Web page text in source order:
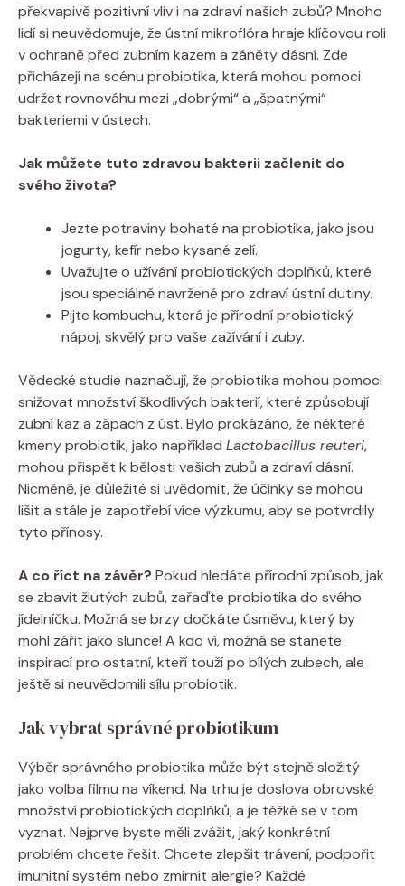
překvapivě pozitivní vliv i na zdraví našich zubů? Mnoho
lidí si neuvědomuje, že ústní mikroflóra hraje klíčovou roli
v ochraně před zubním kazem a záněty dásní. Zde
přicházejí na scénu probiotika, která mohou pomoci
udržet rovnováhu mezi „dobrými“ a „špatnými“
bakteriemi v ústech.
Jak můžete tuto zdravou bakterii začlenit do
svého života?
Jezte potraviny bohaté na probiotika, jako jsou
jogurty, kefír nebo kysané zelí.
Uvažujte o užívání probiotických doplňků, které
jsou speciálně navržené pro zdraví ústní dutiny.
Pijte kombuchu, která je přírodní probiotický
nápoj, skvělý pro vaše zažívání i zuby.
Vědecké studie naznačují, že probiotika mohou pomoci
snižovat množství škodlivých bakterií, které způsobují
zubní kaz a zápach z úst. Bylo prokázáno, že některé
kmeny probiotik, jako například Lactobacillus reuteri,
mohou přispět k bělosti vašich zubů a zdraví dásní.
Nicméně, je důležité si uvědomit, že účinky se mohou
lišit a stále je zapotřebí více výzkumu, aby se potvrdily
tyto přínosy.
A co říct na závěr? Pokud hledáte přírodní způsob, jak
se zbavit žlutých zubů, zařaďte probiotika do svého
jídelníčku. Možná se brzy dočkáte úsměvu, který by
mohl zářit jako slunce! A kdo ví, možná se stanete
inspirací pro ostatní, kteří touží po bílých zubech, ale
ještě si neuvědomili sílu probiotik.
Jak vybrat správné probiotikum
Výběr správného probiotika může být stejně složitý
jako volba filmu na víkend. Na trhu je doslova obrovské
množství probiotických doplňků, a je těžké se v tom
vyznat. Nejprve byste měli zvážit, jaký konkrétní
problém chcete řešit. Chcete zlepšit trávení, podpořit
imunitní systém nebo zmírnit alergie? Každé